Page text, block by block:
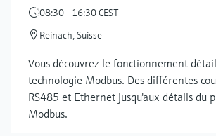
08:30 - 16:30 CEST
Reinach, Suisse
Vous découvrez le fonctionnement
technologie Modbus. Des différentes
RS485 et Ethernet jusqu'aux détails du
Modbus.